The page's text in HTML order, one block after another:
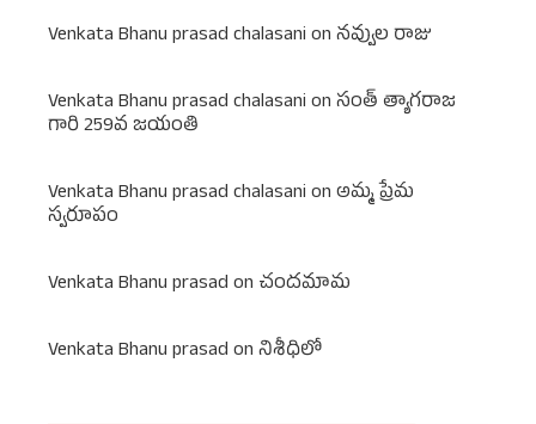
Venkata Bhanu prasad chalasani on నవ్వుల రాజు
Venkata Bhanu prasad chalasani on సంత్ త్యాగరాజ
గారి 259వ జయంతి
Venkata Bhanu prasad chalasani on అమ్మ ప్రేమ
స్వరూపం
Venkata Bhanu prasad on చందమామ
Venkata Bhanu prasad on నిశీధిలో